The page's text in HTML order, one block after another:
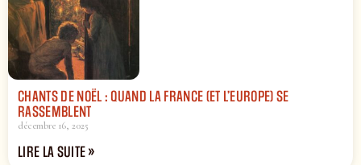
CHANTS DE NOËL : QUAND LA FRANCE (ET L’EUROPE) SE
RASSEMBLENT
décembre 16, 2025
LIRE LA SUITE »